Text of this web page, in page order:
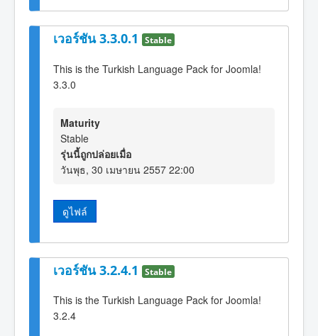
เวอร์ชัน 3.3.0.1 Stable
This is the Turkish Language Pack for Joomla!
3.3.0
Maturity
Stable
รุ่นนี้ถูกปล่อยเมื่อ
วันพุธ, 30 เมษายน 2557 22:00
ดูไฟล์
เวอร์ชัน 3.2.4.1 Stable
This is the Turkish Language Pack for Joomla!
3.2.4